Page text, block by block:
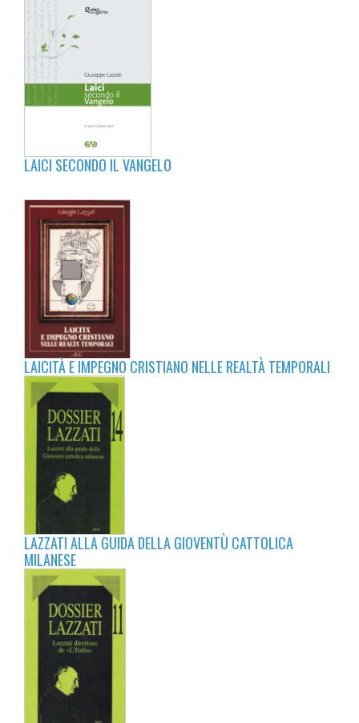
LAICI SECONDO IL VANGELO
LAICITÀ E IMPEGNO CRISTIANO NELLE REALTÀ TEMPORALI
LAZZATI ALLA GUIDA DELLA GIOVENTÙ CATTOLICA
MILANESE